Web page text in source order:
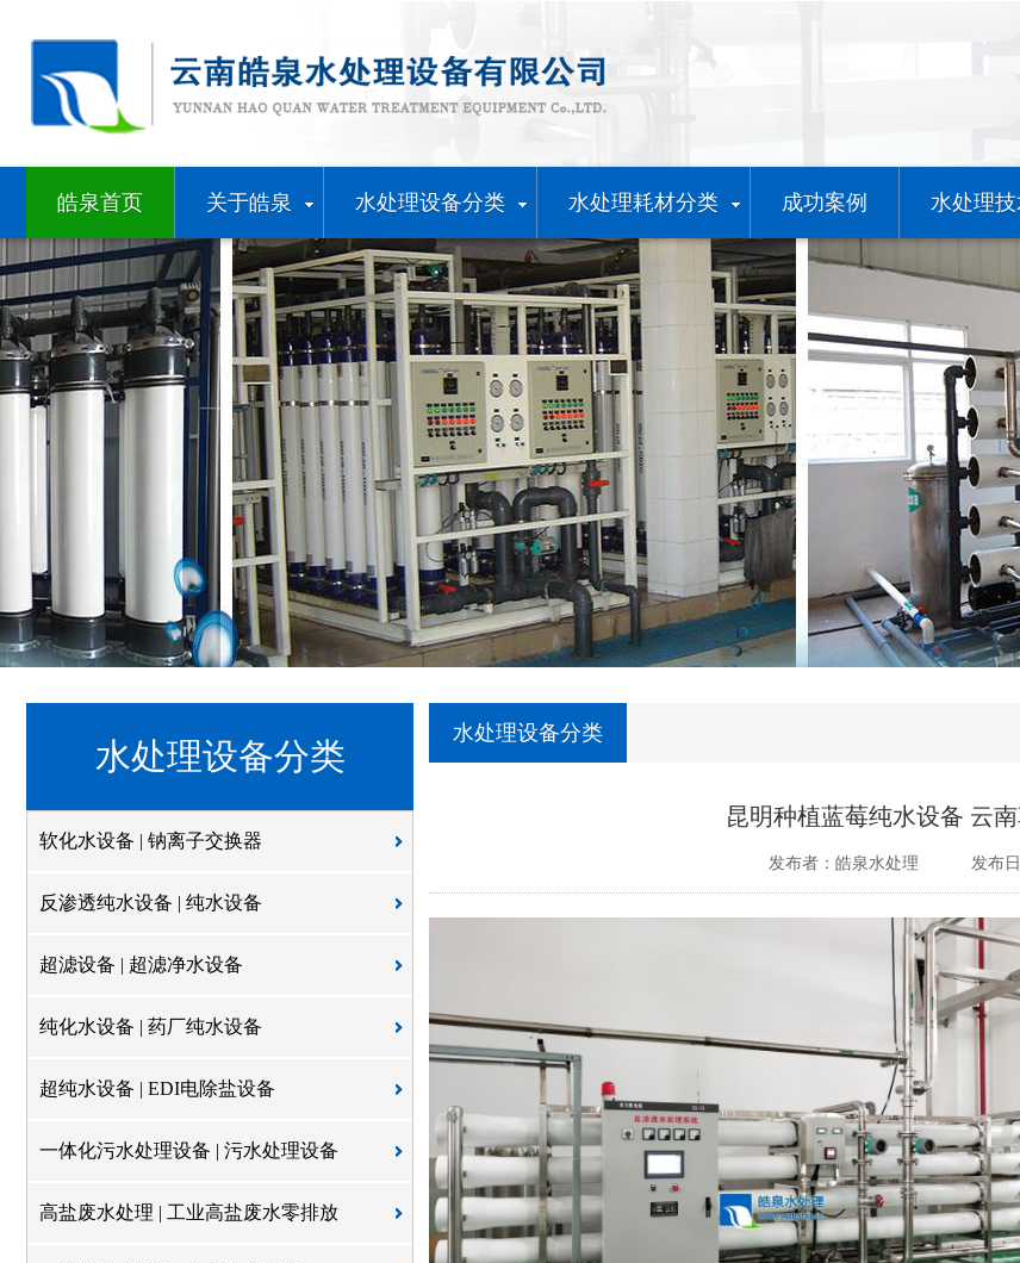
皓泉首页 关于皓泉 水处理设备分类 水处理耗材分类 成功案例 水处理
水处理设备分类
软化水设备 | 钠离子交换器
反渗透纯水设备 | 纯水设备
超滤设备 | 超滤净水设备
纯化水设备 | 药厂纯水设备
超纯水设备 | EDI电除盐设备
一体化污水处理设备 | 污水处理设备
高盐废水处理 | 工业高盐废水零排放
水处理设备分类
昆明种植蓝莓纯水设备 云
发布者：皓泉水处理 发布